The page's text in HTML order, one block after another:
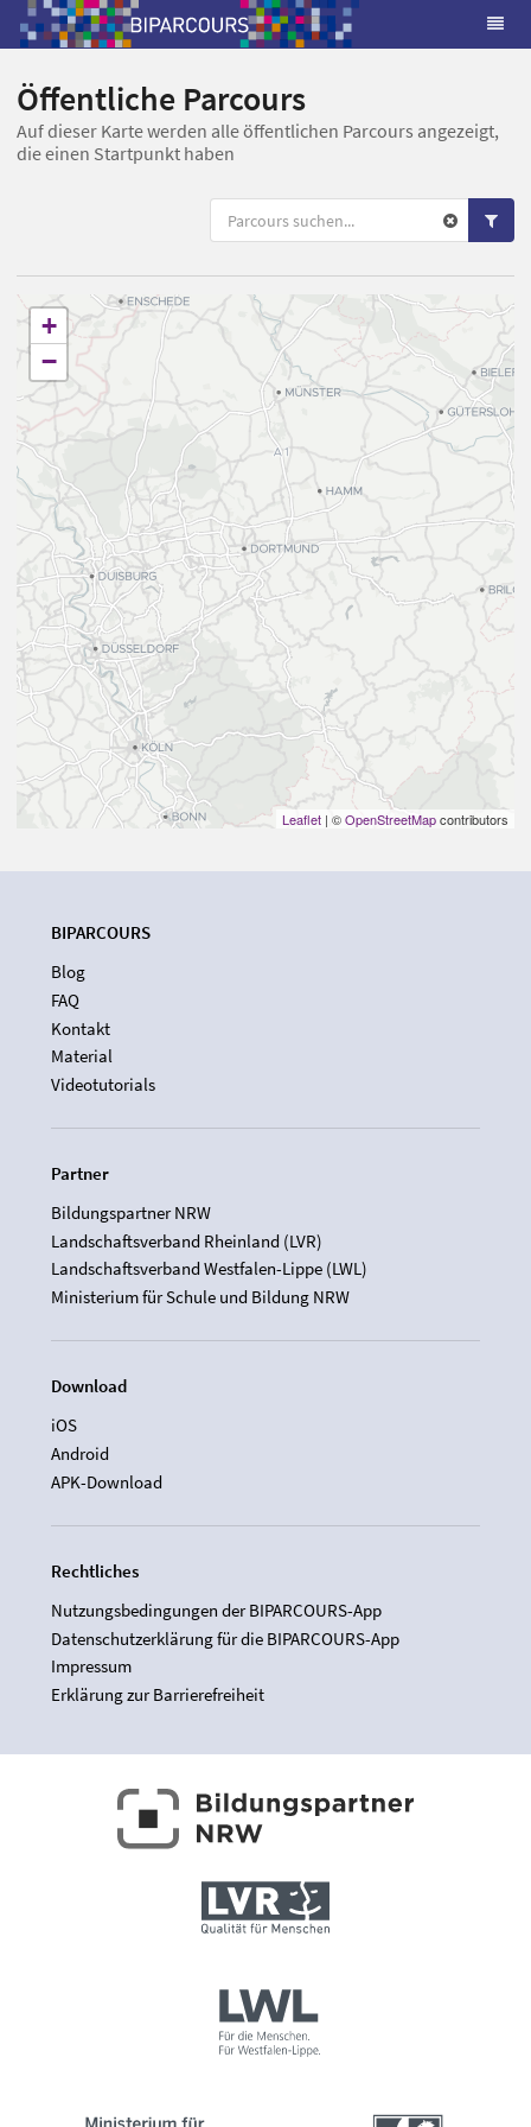
Öffentliche Parcours
Auf dieser Karte werden alle öffentlichen Parcours angezeigt,
die einen Startpunkt haben
+
−
Leaflet | ©OpenStreetMapcontributors
BIPARCOURS
Blog
FAQ
Kontakt
Material
Videotutorials
Partner
Bildungspartner NRW
Landschaftsverband Rheinland (LVR)
Landschaftsverband Westfalen-Lippe (LWL)
Ministerium für Schule und Bildung NRW
Download
iOS
Android
APK-Download
Rechtliches
Nutzungsbedingungen der BIPARCOURS-App
Datenschutzerklärung für die BIPARCOURS-App
Impressum
Erklärung zur Barrierefreiheit